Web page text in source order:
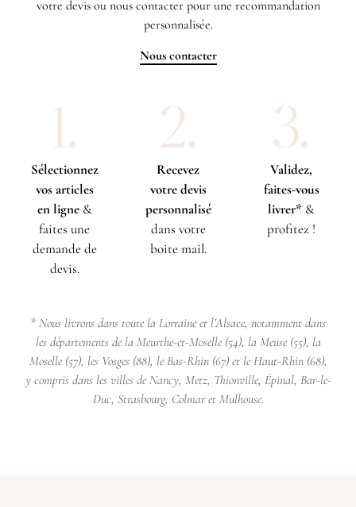
votre devis ou nous contacter pour une recommandation
personnalisée.
Nous contacter
1.
Sélectionnez
vos articles
en ligne&
faites une
demande de
devis.
2.
Recevez
votre devis
personnalisé
dans votre
boite mail.
3.
Validez,
faites-vous
livrer* &
profitez !
* Nous livrons dans toute la Lorraine et l’Alsace, notamment dans
les départements de la Meurthe-et-Moselle (54), la Meuse (55), la
Moselle (57), les Vosges (88), le Bas-Rhin (67) et le Haut-Rhin (68),
y compris dans les villes de Nancy, Metz, Thionville, Épinal, Bar-le-
Duc, Strasbourg, Colmar et Mulhouse.